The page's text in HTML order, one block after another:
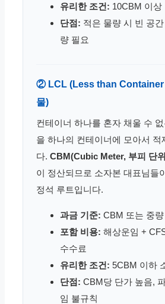
유리한 조건: 10CBM 이상
단점: 적은 물량 시 빈 공
량 필요
② LCL (Less than Container
물)
컨테이너 하나를 혼자 채울 수
을 하나의 컨테이너에 모아서 적
다. CBM(Cubic Meter, 부피 단
이 정산되므로 소자본 대표님들
정석 루트입니다.
과금 기준: CBM 또는 중
포함 비용: 해상운임 +
수수료
유리한 조건: 5CBM 이하
단점: CBM당 단가 높음,
임 불규칙